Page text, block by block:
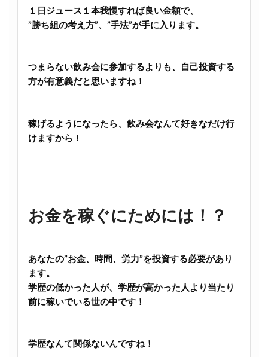
１日ジュース１本我慢すれば良い金額で、
”勝ち組の考え方”、”手法”が手に入ります。
つまらない飲み会に参加するよりも、自己投資する
方が有意義だと思いますね！
稼げるようになったら、飲み会なんて好きなだけ行
けますから！
お金を稼ぐにためには！？
あなたの”お金、時間、労力”を投資する必要があり
ます。
学歴の低かった人が、学歴が高かった人より当たり
前に稼いでいる世の中です！
学歴なんて関係ないんですね！